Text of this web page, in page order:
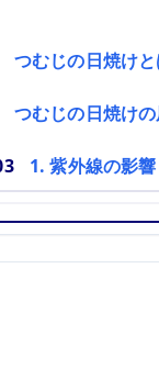
つむじの日焼けと
つむじの日焼け
1. 紫外線の影響